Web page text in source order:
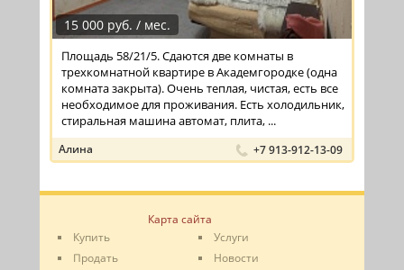
15 000 руб. / мес.
Площадь 58/21/5. Сдаются две комнаты в
трехкомнатной квартире в Академгородке (одна
комната закрыта). Очень теплая, чистая, есть все
необходимое для проживания. Есть холодильник,
стиральная машина автомат, плита, ...
Алина +7 913-912-13-09
Карта сайта
Купить
Продать
Услуги
Новости